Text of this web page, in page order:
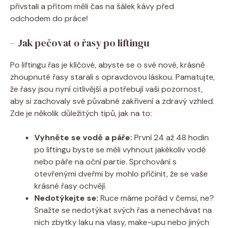
přivstali a přitom měli čas na šálek kávy před
odchodem do práce!
– Jak pečovat o řasy po liftingu
Po liftingu řas je klíčové, abyste se o své nové, krásně
zhoupnuté řasy starali s opravdovou láskou. Pamatujte,
že řasy jsou nyní citlivější a potřebují vaši pozornost,
aby si zachovaly své půvabné zakřivení a zdravý vzhled.
Zde je několik důležitých tipů, jak na to:
Vyhněte se vodě a páře: První 24 až 48 hodin
po liftingu byste se měli vyhnout jakékoliv vodě
nebo páře na oční partie. Sprchování s
otevřenými dveřmi by mohlo příčinit, že se vaše
krásné řasy ochvějí.
Nedotýkejte se: Ruce máme pořád v čemsi, ne?
Snažte se nedotýkat svých řas a nenechávat na
nich zbytky laku na vlasy, make-upu nebo jiných